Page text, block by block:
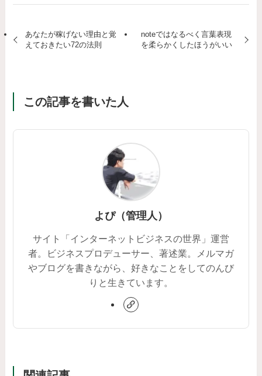
あなたが稼げない理由と覚
えておきたい72の法則
noteではなるべく言葉表現
を柔らかくしたほうがいい
この記事を書いた人
よぴ（管理人）
サイト「インターネットビジネスの世界」運営
者。ビジネスプロデューサー、著述業。メルマガ
やブログを書きながら、好きなことをしてのんび
りと生きています。